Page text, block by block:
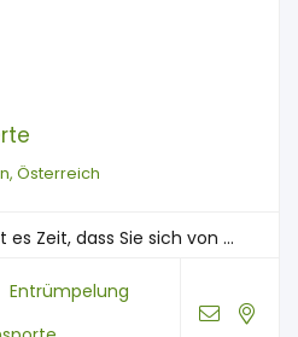
Österreich
Zeit, dass Sie sich von ...
Entrümpelung